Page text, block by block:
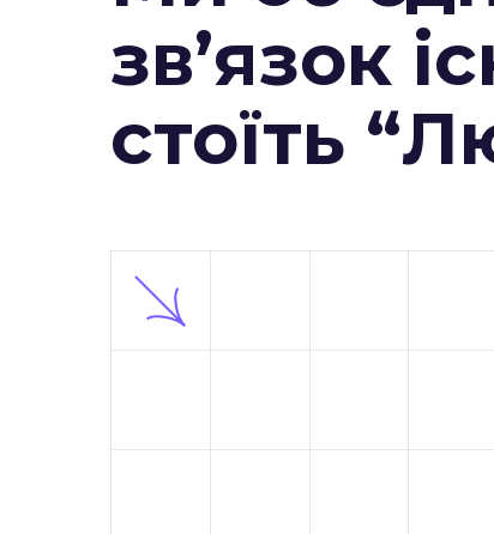
зв’язок
стоїть